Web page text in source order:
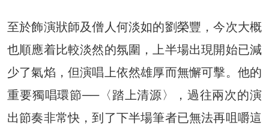
至於飾演狀師及僧人何淡如的劉榮豐，今次大概
也順應着比較淡然的氛圍，上半場出現開始已減
少了氣焰，但演唱上依然雄厚而無懈可擊。他的
重要獨唱環節──〈踏上清源〉，過往兩次的演
出節奏非常快，到了下半場筆者已無法再咀嚼這